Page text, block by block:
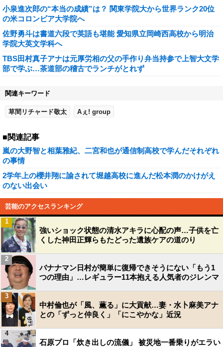
小泉進次郎の“本当の成績”は？ 関東学院大から世界ランク20位
の米コロンビア大学院へ
佐野勇斗は書道六段で英語も堪能 愛知県立岡崎西高校から明治
学院大英文学科へ
TBS田村真子アナは元厚労相の父の手作り弁当持参で上智大文学
部で学ぶ…茶道部の稽古でランチがとれず
関連キーワード
草間リチャード敬太 Aぇ! group
■関連記事
嵐の大野智と相葉雅紀、二宮和也が通信制高校で学んだそれぞれ
の事情
2学年上の櫻井翔に諭されて堀越高校に進んだ松本潤のかけがえ
のない出会い
芸能のアクセスランキング
強いショック状態の清水アキラに心配の声…子供を亡
くした神田正輝らもたどった遺族ケアの道のり
1
バナナマン日村が簡単に復帰できそうにない「もう1
つの理由」…レギュラー11本抱える人気者のジレンマ
2
中村倫也が「風、薫る」に大貢献…妻・水卜麻美アナ
との「ずっと仲良く」「にこやかな」近況
3
石原プロ「炊き出しの流儀」 被災地一番乗りがエラい
4